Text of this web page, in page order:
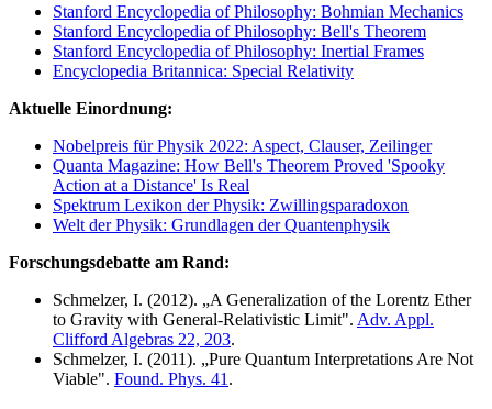
Stanford Encyclopedia of Philosophy: Bohmian Mechanics
Stanford Encyclopedia of Philosophy: Bell's Theorem
Stanford Encyclopedia of Philosophy: Inertial Frames
Encyclopedia Britannica: Special Relativity
Aktuelle Einordnung:
Nobelpreis für Physik 2022: Aspect, Clauser, Zeilinger
Quanta Magazine: How Bell's Theorem Proved 'Spooky
Action at a Distance' Is Real
Spektrum Lexikon der Physik: Zwillingsparadoxon
Welt der Physik: Grundlagen der Quantenphysik
Forschungsdebatte am Rand:
Schmelzer, I. (2012). „A Generalization of the Lorentz Ether
to Gravity with General-Relativistic Limit". Adv. Appl.
Clifford Algebras 22, 203.
Schmelzer, I. (2011). „Pure Quantum Interpretations Are Not
Viable". Found. Phys. 41 .